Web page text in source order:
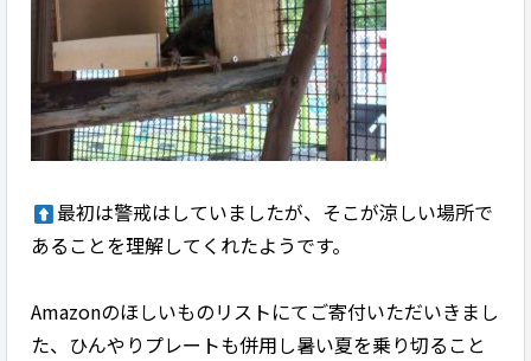
最初は警戒はしていましたが、そこが涼しい場所で
あることを理解してくれたようです。
Amazonのほしいものリストにてご寄付いただいきまし
た、ひんやりプレートも併用し暑い夏を乗り切ること